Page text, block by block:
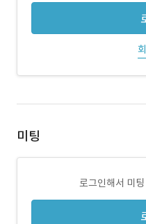
미팅
로그인해서 미